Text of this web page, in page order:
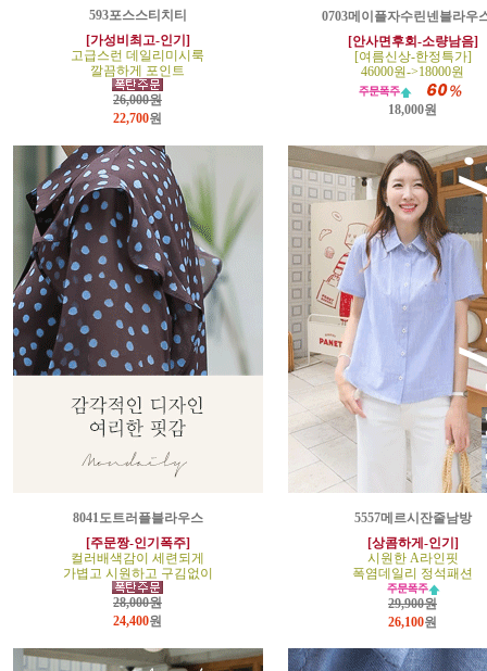
593포스스티치티
[가성비최고-인기]
고급스런 데일리미시룩
깔끔하게 포인트
26,000원
22,700원
0703메이플자수린넨블라우
[안사면후회-소량남음]
[여름신상-한정특가]
46000원->18000원
18,000원
8041도트러플블라우스
[주문짱-인기폭주]
컬러배색감이 세련되게
가볍고 시원하고 구김없이
28,000원
24,400원
5557메르시잔줄남방
[상콤하게-인기]
시원한 A라인핏
폭염데일리 정석패션
29,900원
26,100원